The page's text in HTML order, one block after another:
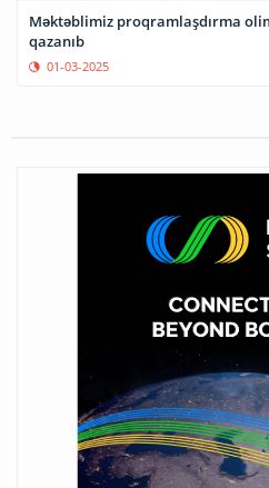
Məktəblimiz proqramlaşdırma
qazanıb
01-03-2025